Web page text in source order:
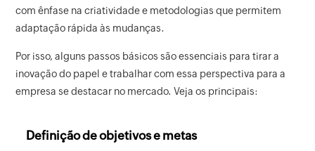
com ênfase na criatividade e metodologias que permitem
adaptação rápida às mudanças.
Por isso, alguns passos básicos são essenciais para tirar a
inovação do papel e trabalhar com essa perspectiva para a
empresa se destacar no mercado. Veja os principais:
Definição de objetivos e metas